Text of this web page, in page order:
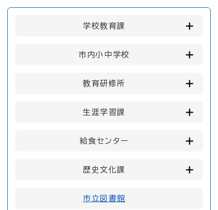
学校教育課
市内小中学校
教育研修所
生涯学習課
給食センター
歴史文化課
市立図書館